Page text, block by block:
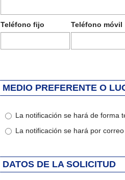
Teléfono fijo Teléfono móvil
MEDIO PREFERENTE O
La notificación se hará de forma
La notificación se hará por
DATOS DE LA SOLICITUD